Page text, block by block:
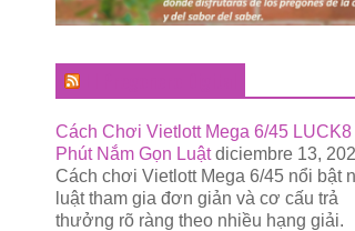
Cách Chơi Vietlott Mega 6/45 LUCK8
Phút Nắm Gọn Luật diciembre 13,
Cách chơi Vietlott Mega 6/45 nổi bật
luật tham gia đơn giản và cơ cấu trả
thưởng rõ ràng theo nhiều hạng giải.